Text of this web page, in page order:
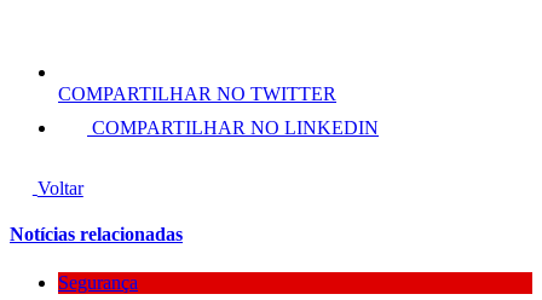
COMPARTILHAR NO TWITTER
COMPARTILHAR NO LINKEDIN
Voltar
Notícias relacionadas
Segurança